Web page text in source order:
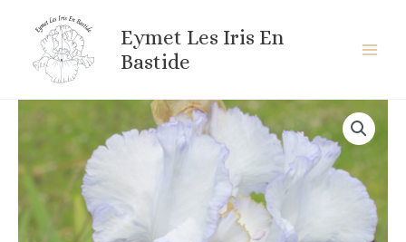
contenu
Eymet Les Iris En
Bastide
NOIR